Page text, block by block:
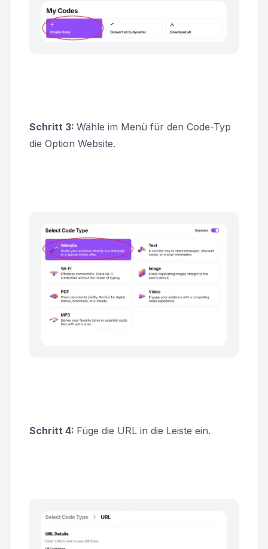
Schritt 3: Wähle im Menü für den Code-Typ
die Option Website.
Schritt 4: Füge die URL in die Leiste ein.